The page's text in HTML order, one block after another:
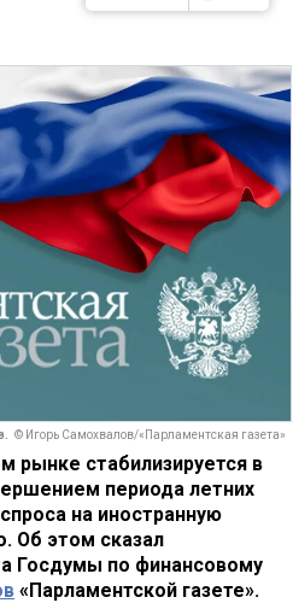
© Игорь Самохвалов/«Парламентская газета»
рынке стабилизируется в
периода летних
на иностранную
Об этом сказал
Госдумы по финансовому
«Парламентской газете».